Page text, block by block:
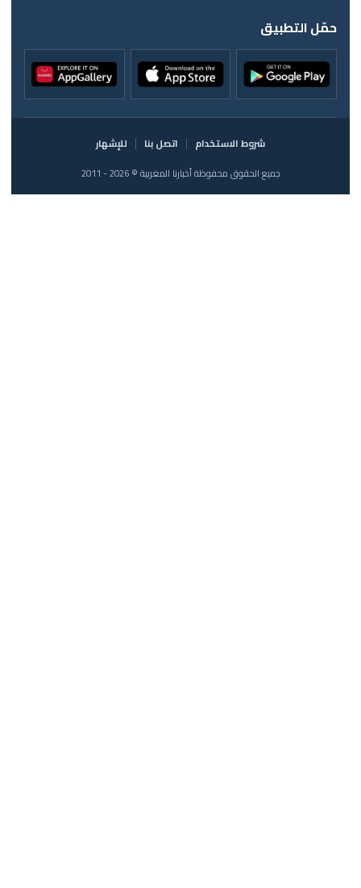
حمّل التطبيق
شروط الاستخدام اتصل بنا
للإشهار
جميع الحقوق محفوظة أخبارنا المغربية © 2026 - 2011